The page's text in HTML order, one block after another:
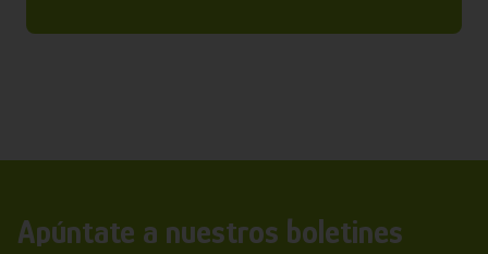
Apúntate a nuestros boletines